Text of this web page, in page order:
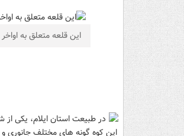
این قلعه متعلق به